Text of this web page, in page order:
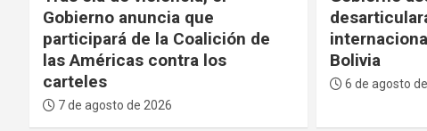
Gobierno anuncia que
participará de la Coalición de
las Américas contra los
carteles
7 de agosto de 2026
Bolivia
6 de agosto